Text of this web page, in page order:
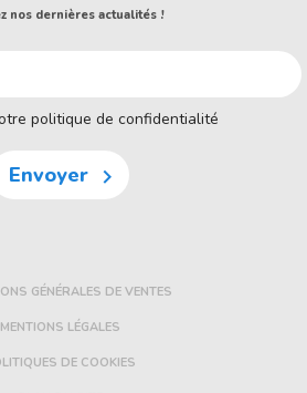
nos dernières actualités !
politique de confidentialité
Envoyer 
GÉNÉRALES DE VENTES
MENTIONS LÉGALES
DE COOKIES